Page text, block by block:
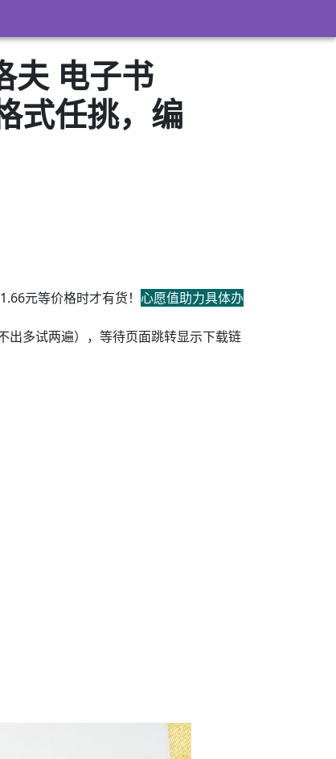
夫 电子书
式任挑，编
元等价格时才有货！ 心愿值助力具体办
出多试两遍），等待页面跳转显示下载链